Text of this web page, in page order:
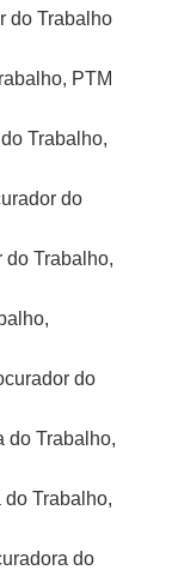
do Trabalho
PTM
Trabalho,
do
do Trabalho,
do
do Trabalho,
Trabalho,
do